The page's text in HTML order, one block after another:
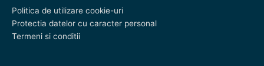
Politica de utilizare cookie-uri
Protectia datelor cu caracter personal
Termeni si conditii